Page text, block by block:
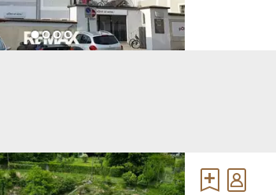
Büro,
mit großen